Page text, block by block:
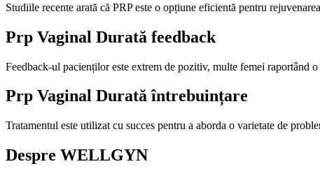
Studiile recente arată că PRP este o opțiune eficientă pentru
Prp Vaginal Durată feedback
Feedback-ul pacienților este extrem de pozitiv, multe femei raportând
Prp Vaginal Duratăîntrebuințare
Tratamentul este utilizat cu succes pentru a aborda o varietate de
Despre WELLGYN